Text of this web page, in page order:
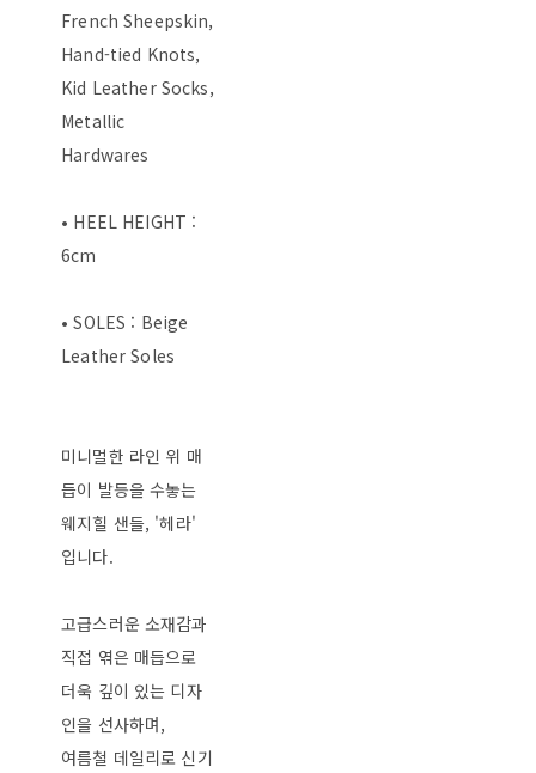
French Sheepskin,
Hand-tied Knots,
Kid Leather Socks,
Metallic
Hardwares
• HEEL HEIGHT :
6cm
• SOLES : Beige
Leather Soles
미니멀한 라인 위 매
듭이 발등을 수놓는
웨지힐 샌들, '헤라'
입니다.
고급스러운 소재감과
직접 엮은 매듭으로
더욱 깊이 있는 디자
인을 선사하며,
여름철 데일리로 신기